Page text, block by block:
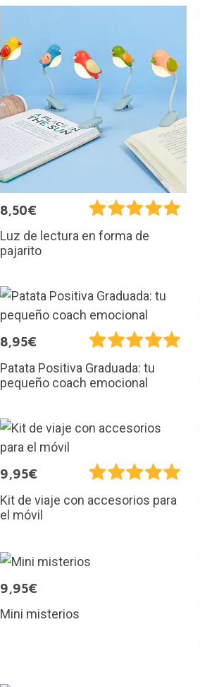
8,50€
Luz de lectura en forma de
pajarito
8,95€
Patata Positiva Graduada: tu
pequeño coach emocional
9,95€
Kit de viaje con accesorios para
el móvil
9,95€
Mini misterios